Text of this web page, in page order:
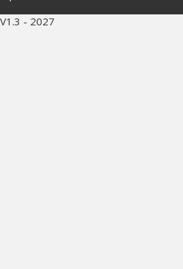
V1.3 - 2027